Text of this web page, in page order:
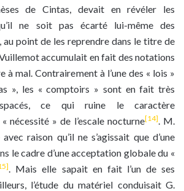
de Cintas, devait en révéler les
ne soit pas écarté lui-même des
au point de les reprendre dans le titre de
accumulait en fait des notations
à mal. Contrairement à l’une des « lois »
», les « comptoirs » sont en fait très
ce qui ruine le caractère
nécessité » de l’escale nocturne[14]. M.
raison qu’il ne s’agissait que d’une
le cadre d’une acceptation globale du «
. Mais elle sapait en fait l’un de ses
l’étude du matériel conduisait G.